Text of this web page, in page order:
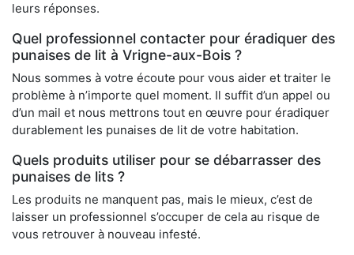
leurs réponses.
Quel professionnel contacter pour éradiquer des
punaises de lit à Vrigne-aux-Bois ?
Nous sommes à votre écoute pour vous aider et traiter le
problème à n’importe quel moment. Il suffit d’un appel ou
d’un mail et nous mettrons tout en œuvre pour éradiquer
durablement les punaises de lit de votre habitation.
Quels produits utiliser pour se débarrasser des
punaises de lits ?
Les produits ne manquent pas, mais le mieux, c’est de
laisser un professionnel s’occuper de cela au risque de
vous retrouver à nouveau infesté.